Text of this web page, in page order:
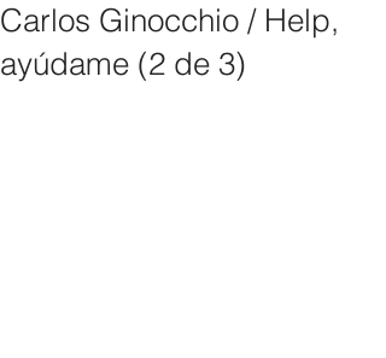
Carlos Ginocchio / Help,
ayúdame (2 de 3)